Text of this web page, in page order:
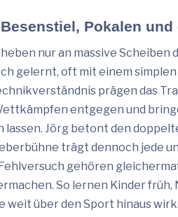
Pokalen
nur an massive
gelernt, oft mit einem
prägen das
entgegen und
lassen. Jörg betont den
trägt dennoch jede
gehören
So lernen Kinder früh,
weit über den Sport hinaus